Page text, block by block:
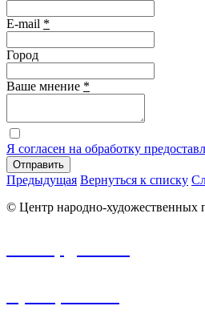
E-mail *
Город
Ваше мнение *
Я согласен на обработку
Отправить
Предыдущая Вернуться к списку
© Центр народно-художественных